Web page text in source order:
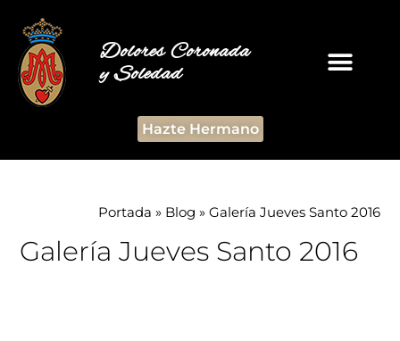
Dolores Coronada
y Soledad
Hazte Hermano
Portada » Blog » Galería Jueves Santo 2016
Galería Jueves Santo 2016